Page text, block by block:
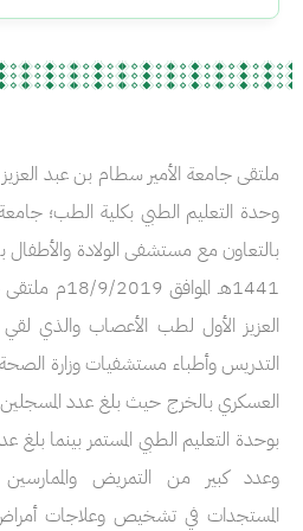
ملتقى جامعة الأمير سطام بن عبد
وحدة التعليم الطبي بكلية الطب؛
1441هـ
العزيز الأول لطب الأعصاب والذي لقي
التدريس وأطباء مستشفيات وزارة
وعدد كبير من التمريض والممارسين
المستجدات في تشخيص وعلاجات